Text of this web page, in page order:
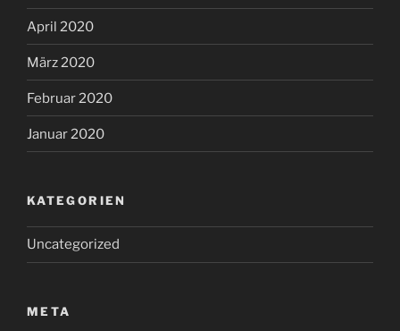
April 2020
März 2020
Februar 2020
Januar 2020
KATEGORIEN
Uncategorized
META